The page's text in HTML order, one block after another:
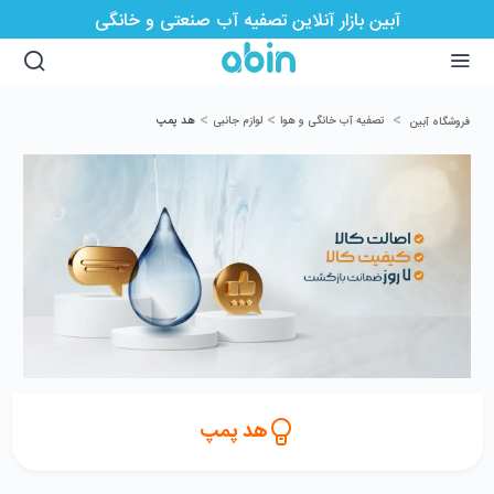
آبین بازار آنلاین تصفیه آب صنعتی و خانگی
فروشگاه آبین > تصفیه آب خانگی و هوا > لوازم جانبی > هد پمپ
هد پمپ